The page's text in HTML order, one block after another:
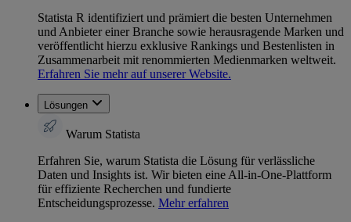
Statista R identifiziert und prämiert die besten Unternehmen
und Anbieter einer Branche sowie herausragende Marken und
veröffentlicht hierzu exklusive Rankings und Bestenlisten in
Zusammenarbeit mit renommierten Medienmarken weltweit.
Erfahren Sie mehr auf unserer Website.
Lösungen
Warum Statista
Erfahren Sie, warum Statista die Lösung für verlässliche
Daten und Insights ist. Wir bieten eine All-in-One-Plattform
für effiziente Recherchen und fundierte
Entscheidungsprozesse. Mehr erfahren